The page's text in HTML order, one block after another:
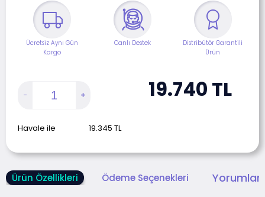
Ücretsiz Aynı Gün
Kargo
Canlı Destek
Distribütör Garantili
Ürün
19.740 TL
Havale ile 19.345 TL
Ürün Özellikleri Ödeme Seçenekleri